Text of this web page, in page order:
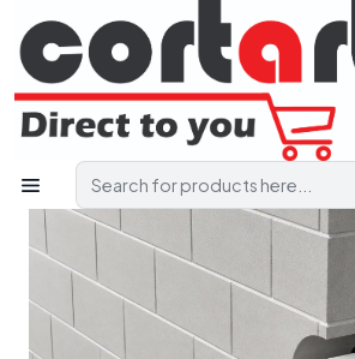
suitable solution for your project.
Pedir Apoio Técnico
Home Catalog Firebreak
Fire-resistant collars for technical passages